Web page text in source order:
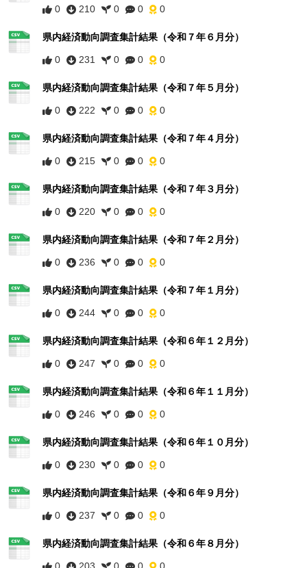
0 210 0 0 0
県内経済動向調査集計結果（令和７年６月分）
0 231 0 0 0
県内経済動向調査集計結果（令和７年５月分）
0 222 0 0 0
県内経済動向調査集計結果（令和７年４月分）
0 215 0 0 0
県内経済動向調査集計結果（令和７年３月分）
0 220 0 0 0
県内経済動向調査集計結果（令和７年２月分）
0 236 0 0 0
県内経済動向調査集計結果（令和７年１月分）
0 244 0 0 0
県内経済動向調査集計結果（令和６年１２月分）
0 247 0 0 0
県内経済動向調査集計結果（令和６年１１月分）
0 246 0 0 0
県内経済動向調査集計結果（令和６年１０月分）
0 230 0 0 0
県内経済動向調査集計結果（令和６年９月分）
0 237 0 0 0
県内経済動向調査集計結果（令和６年８月分）